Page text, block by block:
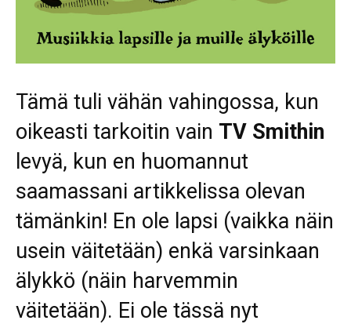
Tämä tuli vähän vahingossa, kun
oikeasti tarkoitin vain TV Smithin
levyä, kun en huomannut
saamassani artikkelissa olevan
tämänkin! En ole lapsi (vaikka näin
usein väitetään) enkä varsinkaan
älykkö (näin harvemmin
väitetään). Ei ole tässä nyt